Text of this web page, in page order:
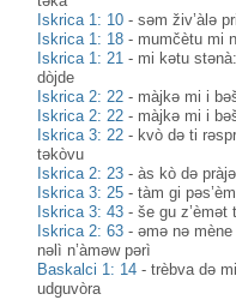
Iskrica 1: 10 -səm živ’àlə
Iskrica 1: 18 - mumčètu mi
Iskrica 1: 21 - mi kətu
dòjde
Iskrica 2: 22 - màjkə mi i
Iskrica 2: 22 - màjkə mi i
Iskrica 3: 22 - kvò də ti
təkòvu
Iskrica 2: 23 -às kò də
Iskrica 3: 25 -tàm gi
Iskrica 3: 43 -še gu z’èmət
Iskrica 2: 63 -əmə nə
nəlì n’àməw pərì
Baskalci 1: 14 -trèbva dә
udguvòra